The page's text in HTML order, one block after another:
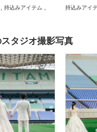
持込みアイテム
持込みアイ
タジオ撮影写真